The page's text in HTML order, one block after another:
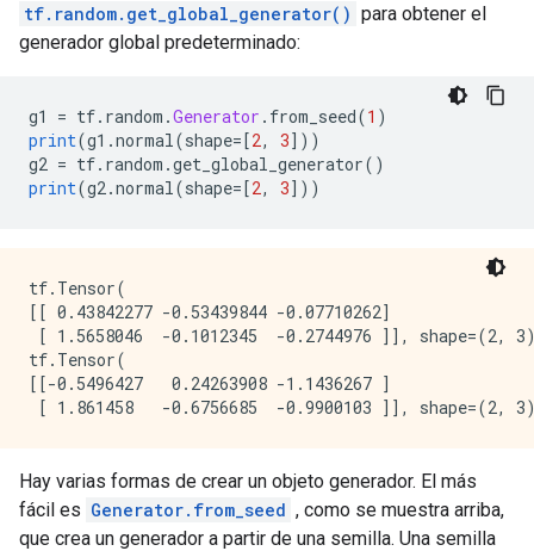
tf.random.get_global_generator() para obtener el
generador global predeterminado:
g1 = tf. random .Generator . from_seed(1 )
print(g1 .normal(shape=[2, 3]))
g2 = tf. random .get_global_generator()
print(g2.normal(shape=[2, 3]))
tf.Tensor(
[[ 0.43842277 -0.53439844 -0.07710262]
[ 1.5658046  -0.1012345  -0.2744976 ]], shape=(2,
tf.Tensor(
[[-0.5496427   0.24263908 -1.1436267 ]
Hay varias formas de crear un objeto generador. El más
fácil es Generator.from_seed , como se muestra arriba,
que crea un generador a partir de una semilla. Una semilla